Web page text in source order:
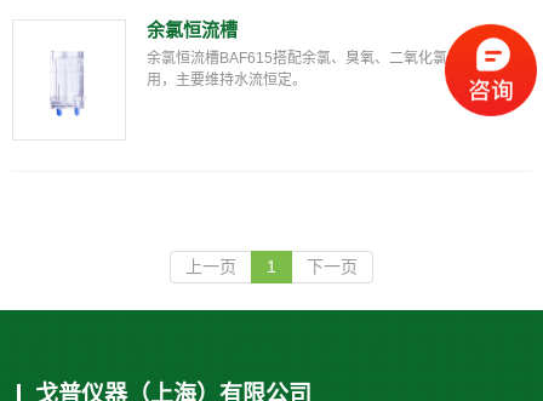
余氯恒流槽
余氯恒流槽BAF615搭配余氯、臭氧、二氧化氯分析仪使
用，主要维持水流恒定。
上一页 1 下一页
戈普仪器（上海）有限公司